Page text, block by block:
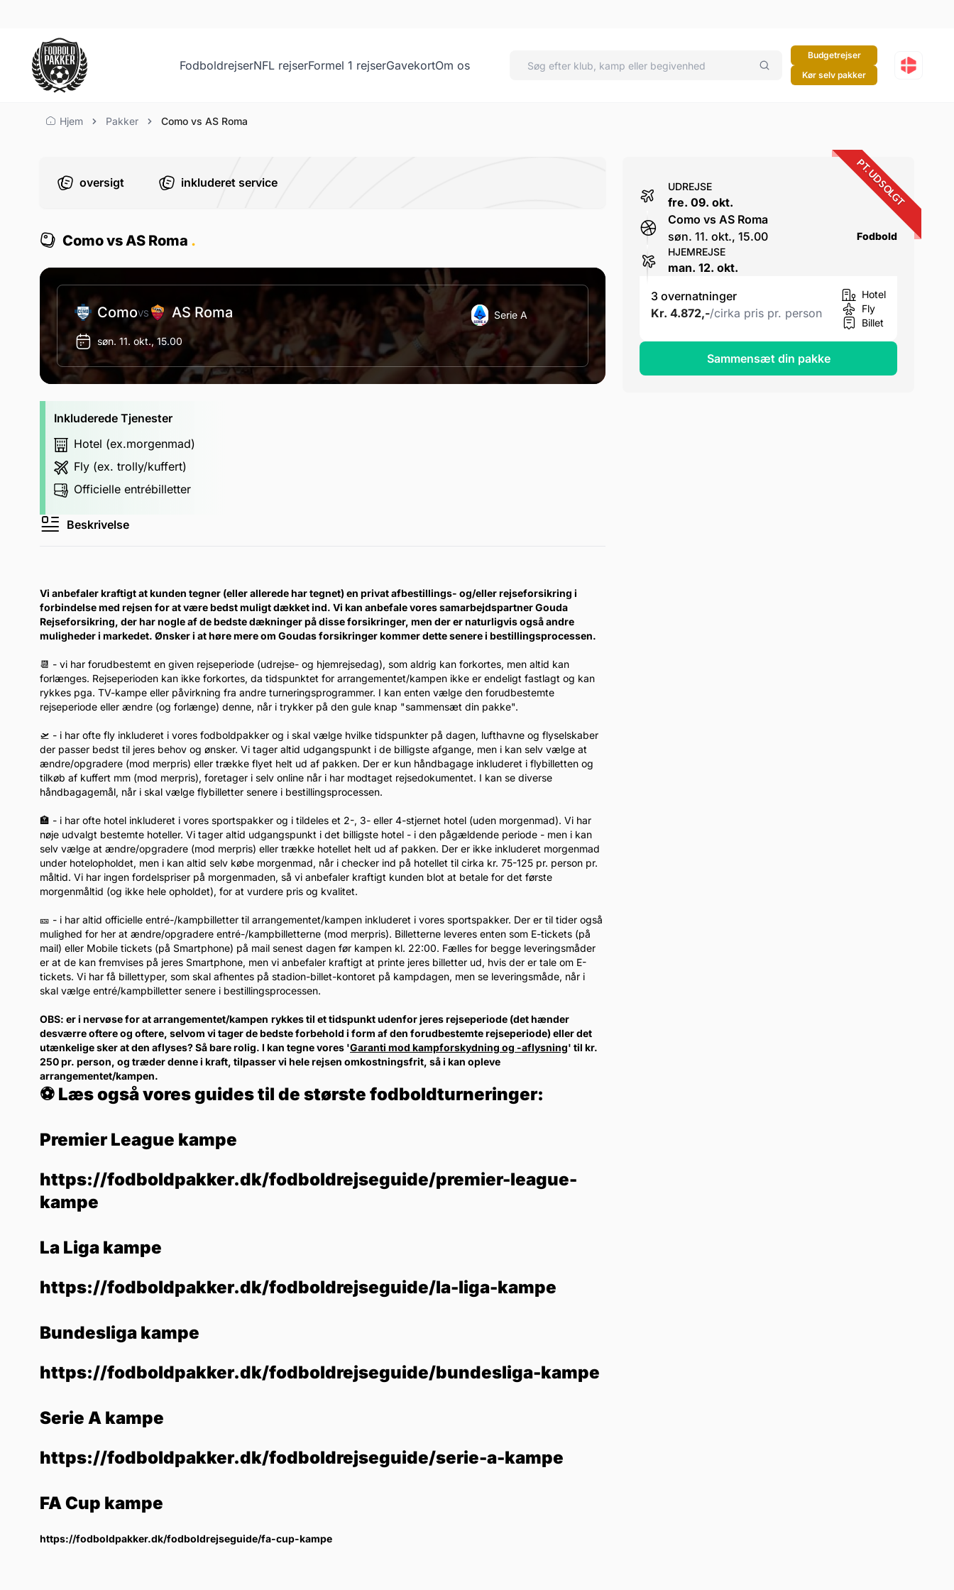
FodboldrejserNFL rejserFormel 1 rejserGavekortOm os
Budgetrejser
Kør selv pakker
Como vs AS Roma
Hjem Pakker Como vs AS Roma
oversigt inkluderet service
Como vs AS Roma .
ComoVS AS Roma
søn. 11. okt., 15.00
Serie A
Inkluderede Tjenester
Hotel (ex.morgenmad)
Fly (ex. trolly/kuffert)
Officielle entrébilletter
Beskrivelse
Vi anbefaler kraftigt at kunden tegner (eller allerede har tegnet) en privat afbestillings- og/eller rejseforsikring i
forbindelse med rejsen for at være bedst muligt dækket ind. Vi kan anbefale vores samarbejdspartner Gouda
Rejseforsikring, der har nogle af de bedste dækninger på disse forsikringer, men der er naturligvis også andre
muligheder i markedet. Ønsker i at høre mere om Goudas forsikringer kommer dette senere i bestillingsprocessen.
📆 - vi har forudbestemt en given rejseperiode (udrejse- og hjemrejsedag), som aldrig kan forkortes, men altid kan
forlænges. Rejseperioden kan ikke forkortes, da tidspunktet for arrangementet/kampen ikke er endeligt fastlagt og kan
rykkes pga. TV-kampe eller påvirkning fra andre turneringsprogrammer. I kan enten vælge den forudbestemte
rejseperiode eller ændre (og forlænge) denne, når i trykker på den gule knap "sammensæt din pakke".
🛫 - i har ofte fly inkluderet i vores fodboldpakker og i skal vælge hvilke tidspunkter på dagen, lufthavne og flyselskaber
der passer bedst til jeres behov og ønsker. Vi tager altid udgangspunkt i de billigste afgange, men i kan selv vælge at
ændre/opgradere (mod merpris) eller trække flyet helt ud af pakken. Der er kun håndbagage inkluderet i flybilletten og
tilkøb af kuffert mm (mod merpris), foretager i selv online når i har modtaget rejsedokumentet. I kan se diverse
håndbagagemål, når i skal vælge flybilletter senere i bestillingsprocessen.
🏣 - i har ofte hotel inkluderet i vores sportspakker og i tildeles et 2-, 3- eller 4-stjernet hotel (uden morgenmad). Vi har
nøje udvalgt bestemte hoteller. Vi tager altid udgangspunkt i det billigste hotel - i den pågældende periode - men i kan
selv vælge at ændre/opgradere (mod merpris) eller trække hotellet helt ud af pakken. Der er ikke inkluderet morgenmad
under hotelopholdet, men i kan altid selv købe morgenmad, når i checker ind på hotellet til cirka kr. 75-125 pr. person pr.
måltid. Vi har ingen fordelspriser på morgenmaden, så vi anbefaler kraftigt kunden blot at betale for det første
morgenmåltid (og ikke hele opholdet), for at vurdere pris og kvalitet.
🎫 - i har altid officielle entré-/kampbilletter til arrangementet/kampen inkluderet i vores sportspakker. Der er til tider også
mulighed for her at ændre/opgradere entré-/kampbilletterne (mod merpris). Billetterne leveres enten som E-tickets (på
mail) eller Mobile tickets (på Smartphone) på mail senest dagen før kampen kl. 22:00. Fælles for begge leveringsmåder
er at de kan fremvises på jeres Smartphone, men vi anbefaler kraftigt at printe jeres billetter ud, hvis der er tale om E-
tickets. Vi har få billettyper, som skal afhentes på stadion-billet-kontoret på kampdagen, men se leveringsmåde, når i
skal vælge entré/kampbilletter senere i bestillingsprocessen.
OBS: er i nervøse for at arrangementet/kampen rykkes til et tidspunkt udenfor jeres rejseperiode (det hænder
desværre oftere og oftere, selvom vi tager de bedste forbehold i form af den forudbestemte rejseperiode) eller det
utænkelige sker at den aflyses? Så bare rolig. I kan tegne vores 'Garanti mod kampforskydning og -aflysning' til kr.
250 pr. person, og træder denne i kraft, tilpasser vi hele rejsen omkostningsfrit, så i kan opleve
arrangementet/kampen.
⚽ Læs også vores guides til de største fodboldturneringer:
Premier League kampe
https://fodboldpakker.dk/fodboldrejseguide/premier-league-
kampe
La Liga kampe
https://fodboldpakker.dk/fodboldrejseguide/la-liga-kampe
Bundesliga kampe
https://fodboldpakker.dk/fodboldrejseguide/bundesliga-kampe
Serie A kampe
https://fodboldpakker.dk/fodboldrejseguide/serie-a-kampe
FA Cup kampe
https://fodboldpakker.dk/fodboldrejseguide/fa-cup-kampe
UDREJSE
fre. 09. okt.
Como vs AS Roma
søn. 11. okt., 15.00
Fodbold
HJEMREJSE
man. 12. okt.
3 overnatninger
Kr. 4.872,-/cirka pris pr. person
Hotel
Fly
Billet
Sammensæt din pakke
PT. UDSOLGT